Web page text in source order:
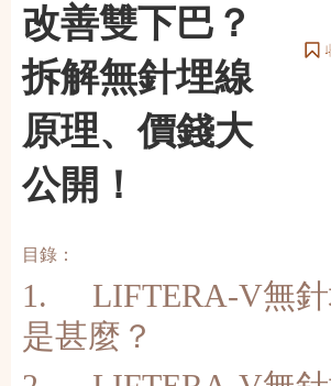
改善雙下巴？
拆解無針埋線
原理、價錢大
公開！
目錄：
1.
LIFTERA-V無
是甚麼？